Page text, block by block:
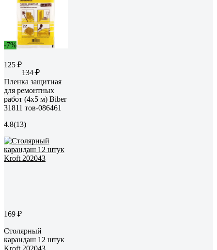
-7%
125 ₽
134 ₽
Пленка защитная
для ремонтных
работ (4х5 м) Biber
31811 тов-086461
4.8(13)
169 ₽
Столярный
карандаш 12 штук